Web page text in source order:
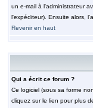
un e-mail à l'administrateur
l'expéditeur). Ensuite alors,
Revenir en haut
Qui a écrit ce forum ?
Ce logiciel (sous sa forme
cliquez sur le lien pour plus